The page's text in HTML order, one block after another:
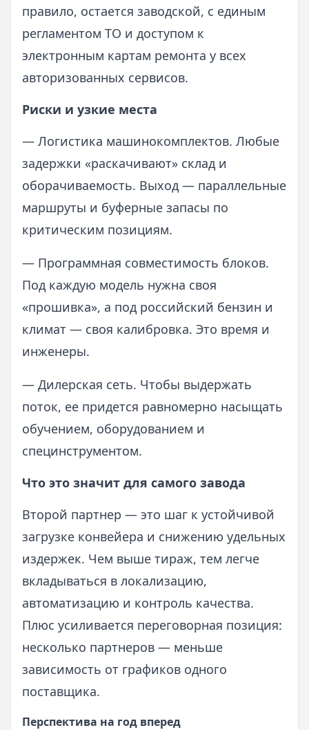
правило, остается заводской, с единым
регламентом ТО и доступом к
электронным картам ремонта у всех
авторизованных сервисов.
Риски и узкие места
— Логистика машинокомплектов. Любые
задержки «раскачивают» склад и
оборачиваемость. Выход — параллельные
маршруты и буферные запасы по
критическим позициям.
— Программная совместимость блоков.
Под каждую модель нужна своя
«прошивка», а под российский бензин и
климат — своя калибровка. Это время и
инженеры.
— Дилерская сеть. Чтобы выдержать
поток, ее придется равномерно насыщать
обучением, оборудованием и
специнструментом.
Что это значит для самого завода
Второй партнер — это шаг к устойчивой
загрузке конвейера и снижению удельных
издержек. Чем выше тираж, тем легче
вкладываться в локализацию,
автоматизацию и контроль качества.
Плюс усиливается переговорная позиция:
несколько партнеров — меньше
зависимость от графиков одного
поставщика.
Перспектива на год вперед